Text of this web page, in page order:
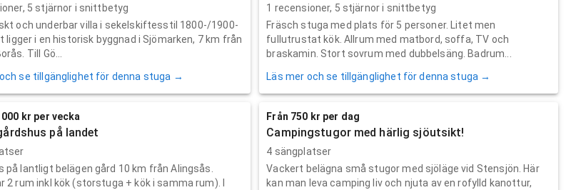
5 stjärnor i snittbetyg
och underbar villa i sekelskiftesstil 1800-/1900-
ligger i en historisk byggnad i Sjömarken, 7 km från
Till Gö...
se tillgänglighet för denna stuga →
1 recensioner, 5 stjärnor i snittbetyg
Fräsch stuga med plats för 5 personer. Litet men
fullutrustat kök. Allrum med matbord, soffa, TV och
braskamin. Stort sovrum med dubbelsäng. Badrum...
Läs mer och se tillgänglighet för denna stuga →
000 kr per vecka
på landet
på lantligt belägen gård 10 km från Alingsås.
2 rum inkl kök (storstuga + kök i samma rum). I
Från 750 kr per dag
Campingstugor med härlig sjöutsikt!
4 sängplatser
Vackert belägna små stugor med sjöläge vid Stensjön. Här
kan man leva camping liv och njuta av en rofylld kanottur,